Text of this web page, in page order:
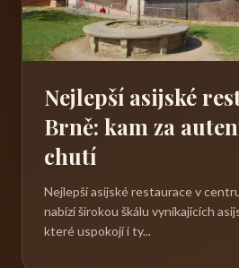
Nejlepší asijské
Brně: kam za
chutí
Nejlepší asijské restaurace v
nabízí širokou škálu vynikajících
které uspokojí i ty...